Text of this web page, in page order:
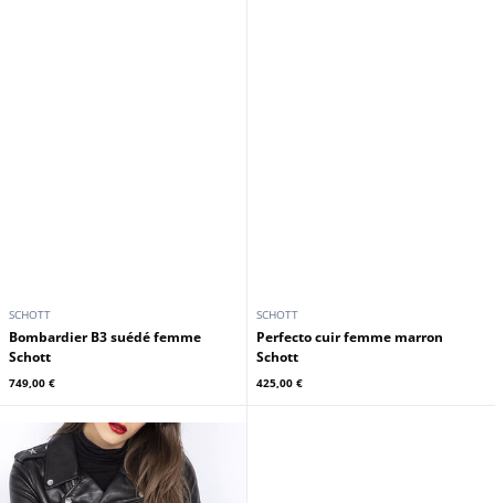
SCHOTT
Bombardier B3 suédé femme
Schott
749,00 €
SCHOTT
Perfecto cuir femme marron
Schott
425,00 €